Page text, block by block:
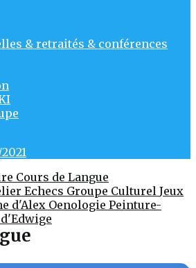
& retraités & conférences
Cours de Langue
Echecs Groupe Culturel Jeux
d'Alex Oenologie Peinture-